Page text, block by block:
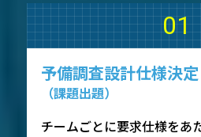
01
予備調査設計仕様決定
（課題出題）
チームごとに要求仕様をあ